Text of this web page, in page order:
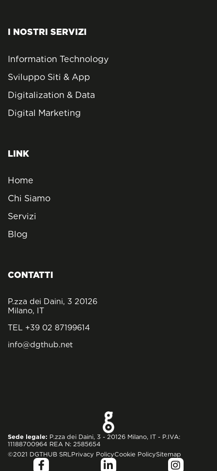
I NOSTRI SERVIZI
Information Technology
Sviluppo Siti & App
Digitalization & Data
Digital Marketing
LINK
Home
Chi Siamo
Servizi
Blog
CONTATTI
P.zza dei Daini, 3 20126
Milano, IT
TEL +39 02 87199614
info@dgthub.net
Sede legale: P.zza dei Daini, 3 - 20126 Milano, IT - P.IVA:
11188700964 REA N: 2585654
©2021 DGTHUB SRL Privacy PolicyCookie PolicySitemap